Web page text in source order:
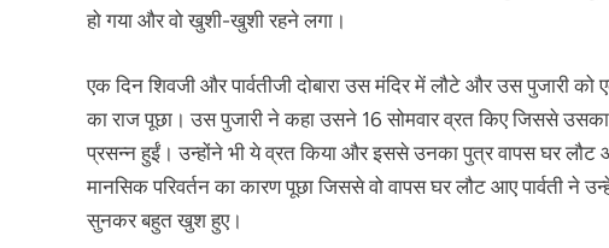
हो गया और वो खुशी-खुशी रहने लगा।
एक दिन शिवजी और पार्वतीजी दोबारा उस मंदिर में लौटे और उस पुजारी
का राज पूछा। उस पुजारी ने कहा उसने 16 सोमवार व्रत किए जिससे
प्रसन्न हुईं। उन्होंने भी ये व्रत किया और इससे उनका पुत्र वापस घर
मानसिक परिवर्तन का कारण पूछा जिससे वो वापस घर लौट आए पार्वती ने
सुनकर बहुत खुश हुए।